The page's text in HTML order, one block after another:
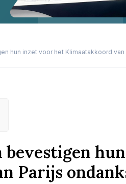
hun inzet voor het Klimaatakkoord
bevestigen
Parijs